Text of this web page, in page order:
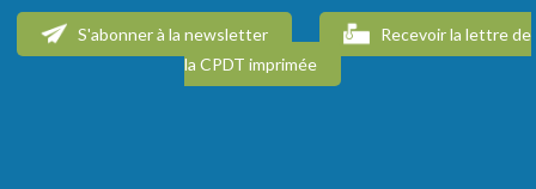
S'abonner à la newsletter
Recevoir la lettre de
la CPDT imprimée